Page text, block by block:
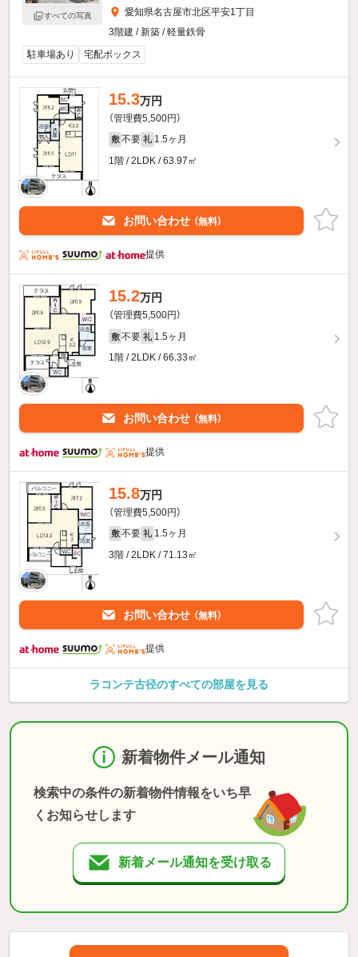
すべての写真
愛知県名古屋市北区平安1丁目
3階建 / 新築 / 軽量鉄骨
駐車場あり
宅配ボックス
15.3万円
（管理費5,500円）
敷 不要 礼 1.5ヶ月
1階 / 2LDK / 63.97㎡
お問い合わせ （無料）
提供
15.2万円
（管理費5,500円）
敷 不要 礼 1.5ヶ月
1階 / 2LDK / 66.33㎡
お問い合わせ （無料）
提供
15.8万円
（管理費5,500円）
敷 不要 礼 1.5ヶ月
3階 / 2LDK / 71.13㎡
お問い合わせ （無料）
提供
ラコンテ古径のすべての部屋を見る
新着物件メール通知
検索中の条件の新着物件情報をいち早
くお知らせします
新着メール通知を受け取る